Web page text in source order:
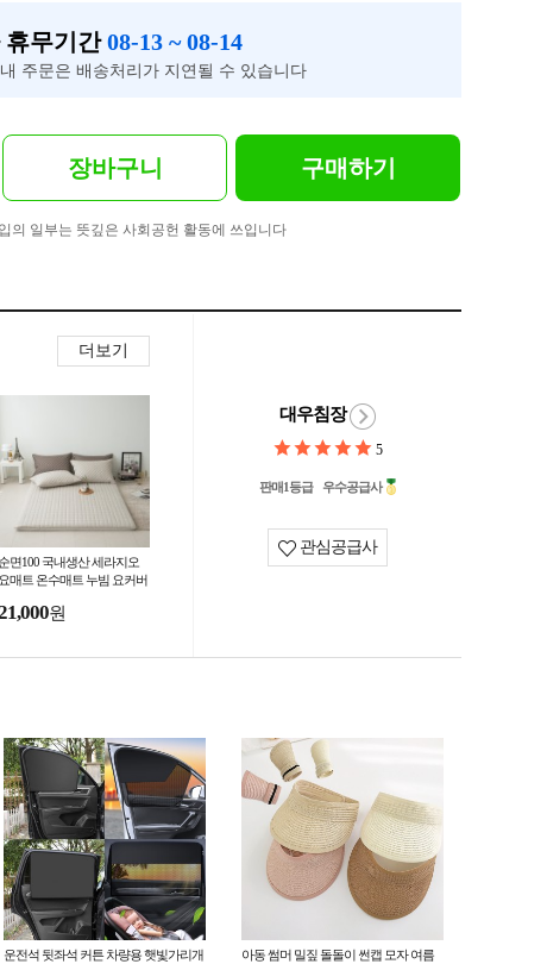
휴무기간08-13 ~ 08-14
주문은 배송처리가 지연될 수 있습니다
장바구니 구매하기
의 일부는 뜻깊은 사회공헌 활동에 쓰입니다
더보기
순면100 국내생산 세라지오
요매트 온수매트 누빔 요커버
원
대우침장
5
판매1등급 우수공급사
관심공급사
운전석 뒷좌석 커튼 차량용 햇빛가리개
아동 썸머 밀짚 돌돌이 썬캡 모자 여름